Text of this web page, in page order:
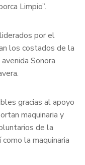
Limpio”.
por el
los costados de la
Sonora
gracias al apoyo
maquinaria y
de la
la maquinaria